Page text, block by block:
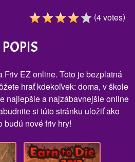
(4votes)
POPIS
Friv EZ online. Toto je bezplatná
hrať kdekoľvek: doma, v škole
najlepšie a najzábavnejšie online
si túto stránku uložiť ako
budú nové friv hry!